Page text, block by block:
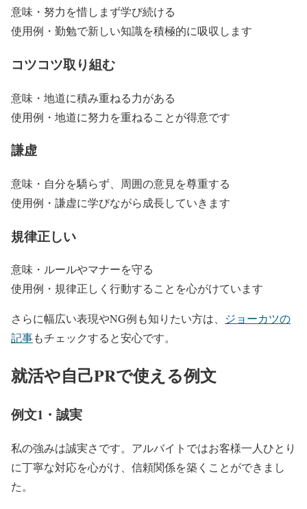
意味・努力を惜しまず学び続ける
使用例・勤勉で新しい知識を積極的に吸収します
コツコツ取り組む
意味・地道に積み重ねる力がある
使用例・地道に努力を重ねることが得意です
謙虚
意味・自分を驕らず、周囲の意見を尊重する
使用例・謙虚に学びながら成長していきます
規律正しい
意味・ルールやマナーを守る
使用例・規律正しく行動することを心がけています
さらに幅広い表現やNG例も知りたい方は、 ジョーカツの
記事もチェックすると安心です。
就活や自己PRで使える例文
例文1・誠実
私の強みは誠実さです。アルバイトではお客様一人ひとり
に丁寧な対応を心がけ、信頼関係を築くことができまし
た。